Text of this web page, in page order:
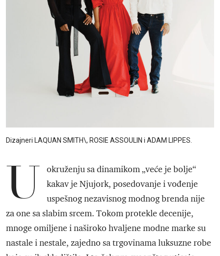
Dizajneri LAQUAN SMITH\, ROSIE ASSOULIN i ADAM LIPPES.
U
okruženju sa dinamikom „veće je bolje“
kakav je Njujork, posedovanje i vođenje
uspešnog nezavisnog modnog brenda nije
za one sa slabim srcem. Tokom protekle decenije,
mnoge omiljene i naširoko hvaljene modne marke su
nastale i nestale, zajedno sa trgovinama luksuzne robe